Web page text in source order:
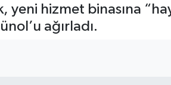
yeni hizmet binasına
ağırladı.